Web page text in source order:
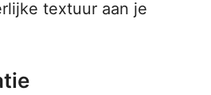
textuur aan je